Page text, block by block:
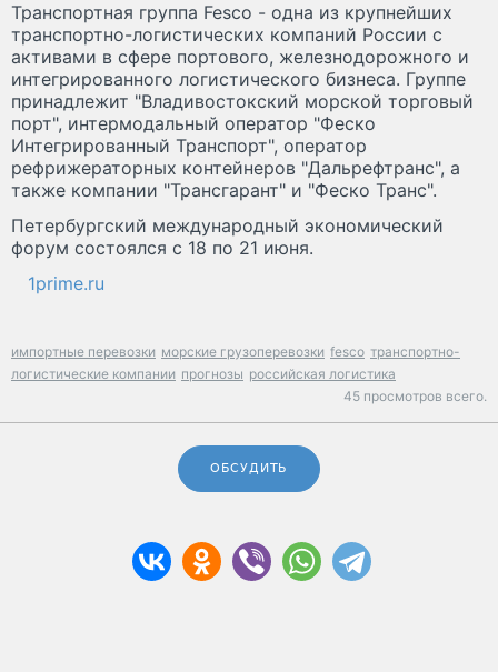
Транспортная группа Fesco - одна из крупнейших
транспортно-логистических компаний России с
активами в сфере портового, железнодорожного и
интегрированного логистического бизнеса. Группе
принадлежит "Владивостокский морской торговый
порт", интермодальный оператор "Феско
Интегрированный Транспорт", оператор
рефрижераторных контейнеров "Дальрефтранс", а
также компании "Трансгарант" и "Феско Транс".
Петербургский международный экономический
форум состоялся с 18 по 21 июня.
1prime.ru
импортные перевозки морские грузоперевозки fesco транспортно-
логистические компании прогнозы российская логистика
45 просмотров всего.
ОБСУДИТЬ